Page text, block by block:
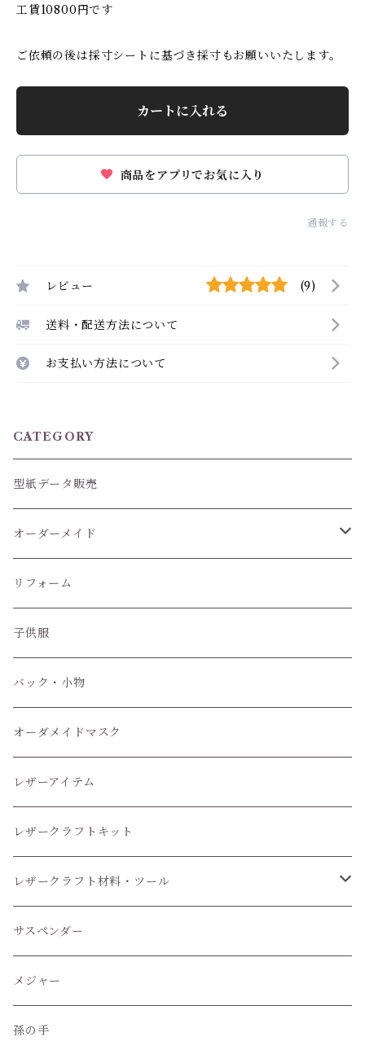
工賃10800円です
ご依頼の後は採寸シートに基づき採寸もお願いいたします。
カートに入れる
商品をアプリでお気に入り
通報する
レビュー (9)
送料・配送方法について
お支払い方法について
CATEGORY
型紙データ販売
オーダーメイド
ぬいぐるみ服
子供服
小物
リフォーム
子供服
バック・小物
オーダメイドマスク
レザーアイテム
レザークラフトキット
レザークラフト材料・ツール
レザークラフトツール
レザークラフト材料
サスペンダー
メジャー
孫の手